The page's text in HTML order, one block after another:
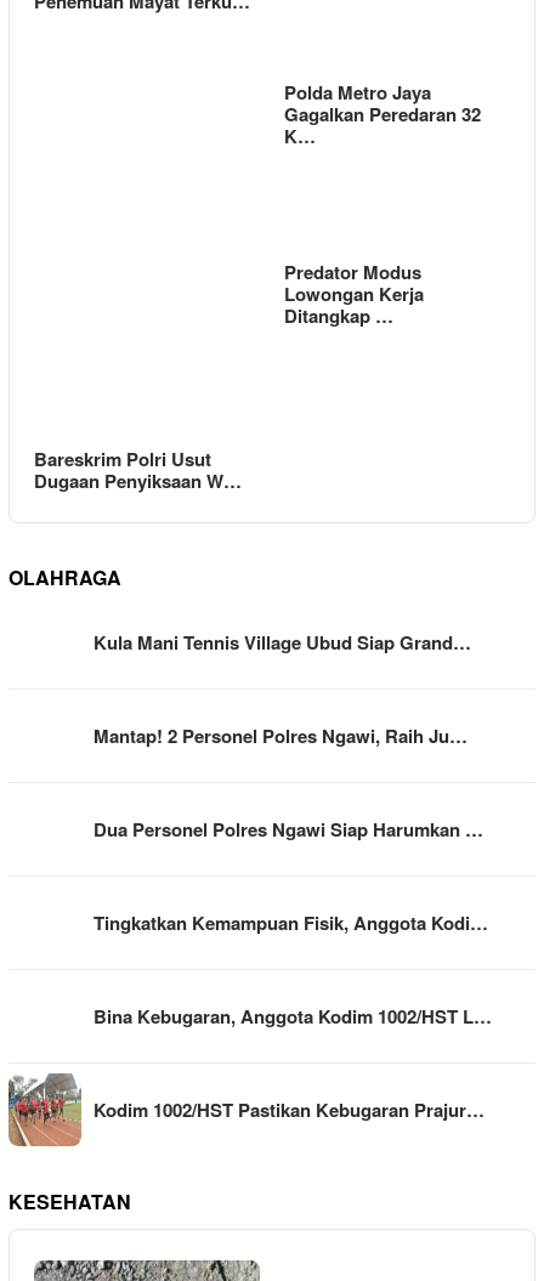
Polda Metro Jaya
Gagalkan Peredaran 32
K…
Bareskrim Polri Usut
Dugaan Penyiksaan W…
Predator Modus
Lowongan Kerja
Ditangkap …
OLAHRAGA
Kula Mani Tennis Village Ubud Siap Grand…
Mantap! 2 Personel Polres Ngawi, Raih Ju…
Dua Personel Polres Ngawi Siap Harumkan …
Tingkatkan Kemampuan Fisik, Anggota Kodi…
Bina Kebugaran, Anggota Kodim 1002/HST L…
Kodim 1002/HST Pastikan Kebugaran Prajur…
KESEHATAN